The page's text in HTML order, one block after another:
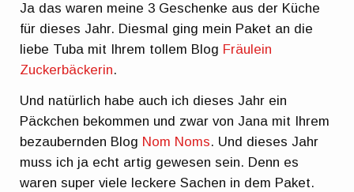
Ja das waren meine 3 Geschenke aus der Küche
für dieses Jahr. Diesmal ging mein Paket an die
liebe Tuba mit Ihrem tollem Blog Fräulein
Zuckerbäckerin.
Und natürlich habe auch ich dieses Jahr ein
Päckchen bekommen und zwar von Jana mit Ihrem
bezaubernden Blog Nom Noms. Und dieses Jahr
muss ich ja echt artig gewesen sein. Denn es
waren super viele leckere Sachen in dem Paket.